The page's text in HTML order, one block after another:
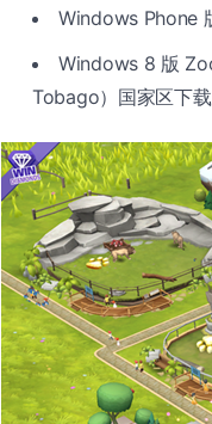
Windows Phone
Windows 8 版
Tobago）国家区下载